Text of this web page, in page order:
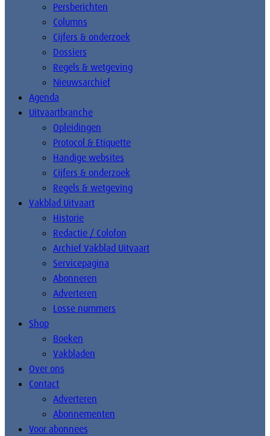
Persberichten
Columns
Cijfers & onderzoek
Dossiers
Regels & wetgeving
Nieuwsarchief
Agenda
Uitvaartbranche
Opleidingen
Protocol & Etiquette
Handige websites
Cijfers & onderzoek
Regels & wetgeving
Vakblad Uitvaart
Historie
Redactie / Colofon
Archief Vakblad Uitvaart
Servicepagina
Abonneren
Adverteren
Losse nummers
Shop
Boeken
Vakbladen
Over ons
Contact
Adverteren
Abonnementen
Voor abonnees